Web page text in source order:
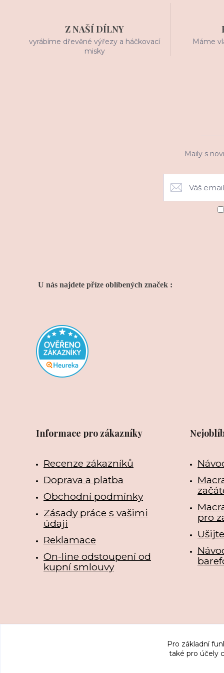
Z NAŠÍ DÍLNY
vyrábíme dřevěné výřezy a háčkovací
misky
Máme
Maily s
U nás najdete příze oblíbených značek :
Informace pro zákazníky
Recenze zákazníků
Doprava a platba
Obchodní podmínky
Zásady práce s vašimi
údaji
Reklamace
On-line odstoupení od
kupní smlouvy
pro
Pro základní
také pro účely